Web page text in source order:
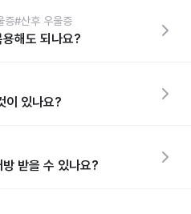
증#산후 우울증
해도 되나요?
이 있나요?
받을 수 있나요?